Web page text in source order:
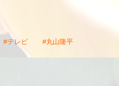
#テレビ #丸山隆平